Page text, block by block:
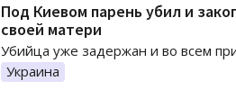
Под Киевом парень убил и
своей матери
Убийца уже задержан и во всем
Украина